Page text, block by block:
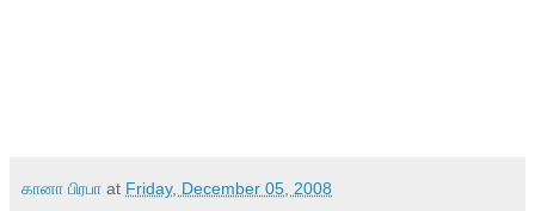
கானா பிரபா at Friday, December 05, 2008